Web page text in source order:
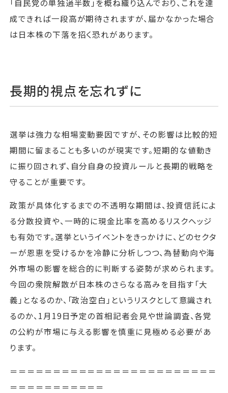
「自民党の単独過半数」を概ね織り込んでおり、これを達
成できれば一段高が期待されますが、届かなかった場合
は日本株の下落を招く恐れがあります。
長期的視点を忘れずに
選挙は強力な相場変動要因ですが、その影響は比較的短
期間に留まることも多いのが現実です。短期的な値動き
に振り回されず、自分自身の投資ルールと長期的戦略を
守ることが重要です。
政策が具体化するまでの不透明な期間は、投資信託によ
る分散投資や、一時的に現金比率を高めるリスクヘッジ
も有効です。選挙というイベントをきっかけに、どのセクタ
ーが恩恵を受けるかを冷静に分析しつつ、為替動向や海
外市場の影響を総合的に判断する姿勢が求められます。
今回の衆院解散が日本株のさらなる高みを目指す「大
義」となるのか、「政治空白」というリスクとして意識され
るのか、1月19日予定の首相記者会見や世論調査、各党
の公約が市場に与える影響を慎重に見極める必要があ
ります。
＝＝＝＝＝＝＝＝＝＝＝＝＝＝＝＝＝＝＝＝＝＝＝＝
＝＝＝＝＝＝＝＝＝＝＝